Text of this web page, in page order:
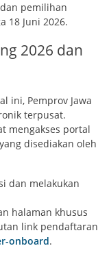
pemilihan
18 Juni 2026.
2026 dan
ini, Pemprov Jawa
terpusat.
mengakses portal
disediakan oleh
dan melakukan
halaman khusus
link pendaftaran
onboard.